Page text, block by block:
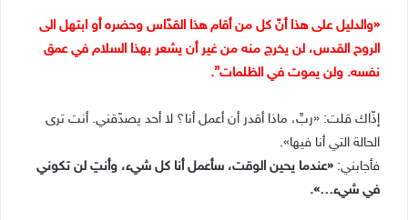
«والدليل على هذا أنّ كل من أقام هذا القدّاس وحضره أو ابتهل الى
الروح القدس، لن يخرج منه من غير أن يشعر بهذا السلام في عمق
نفسه. ولن يموت في الظلمات”.
إذّاك قلت: «ربِّ، ماذا أقدر أن أعمل أنا؟ لا أحد يصدّقني. أنت ترى
الحالة التي أنا فيها».
فأجابني: «عندما يحين الوقت، سأعمل أنا كل شيء، وأنتِ لن تكوني
في شيء…».